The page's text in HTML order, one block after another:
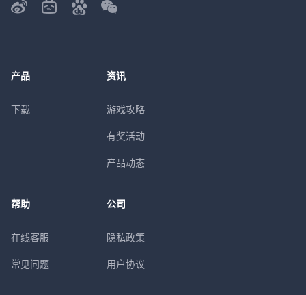
产品
下载
资讯
游戏攻略
有奖活动
产品动态
帮助
在线客服
常见问题
公司
隐私政策
用户协议